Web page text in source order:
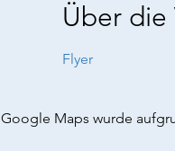
Über die
Flyer
Google Maps wurde